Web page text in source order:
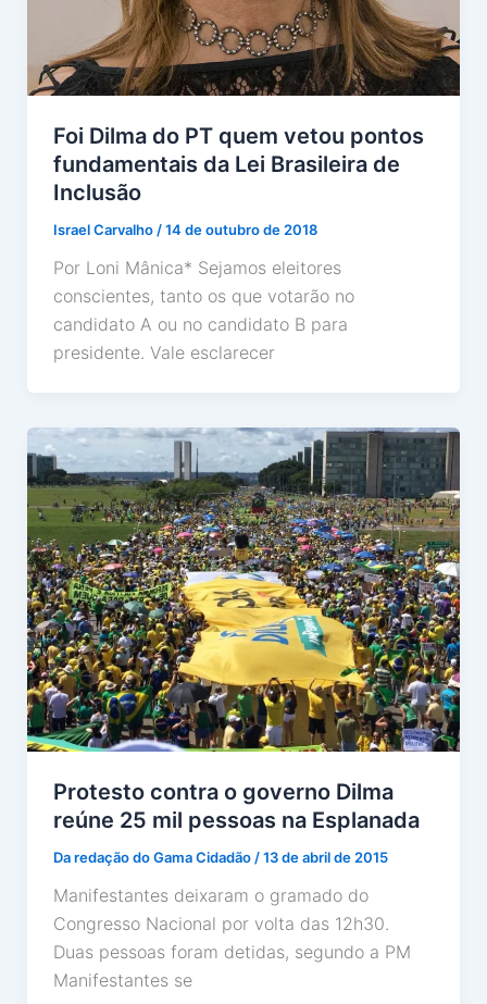
Foi Dilma do PT quem vetou pontos
fundamentais da Lei Brasileira de
Inclusão
Israel Carvalho /14 de outubro de 2018
Por Loni Mânica* Sejamos eleitores
conscientes, tanto os que votarão no
candidato A ou no candidato B para
presidente. Vale esclarecer
Protesto contra o governo Dilma
reúne 25 mil pessoas na Esplanada
Da redação do Gama Cidadão /13 de abril de 2015
Manifestantes deixaram o gramado do
Congresso Nacional por volta das 12h30.
Duas pessoas foram detidas, segundo a PM
Manifestantes se